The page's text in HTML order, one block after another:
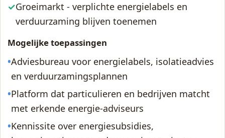
✓Groeimarkt - verplichte energielabels en
verduurzaming blijven toenemen
Mogelijke toepassingen
•Adviesbureau voor energielabels, isolatieadvies
en verduurzamingsplannen
•Platform dat particulieren en bedrijven matcht
met erkende energie-adviseurs
•Kennissite over energiesubsidies,